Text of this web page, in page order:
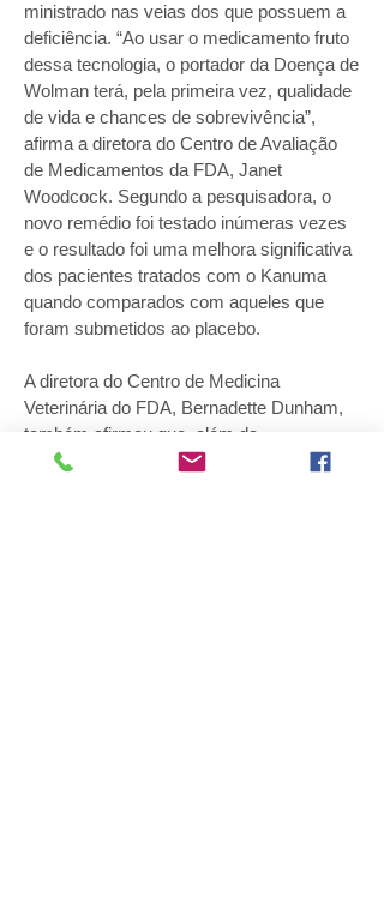
ministrado nas veias dos que possuem a
deficiência. “Ao usar o medicamento fruto
dessa tecnologia, o portador da Doença de
Wolman terá, pela primeira vez, qualidade
de vida e chances de sobrevivência”,
afirma a diretora do Centro de Avaliação
de Medicamentos da FDA, Janet
Woodcock. Segundo a pesquisadora, o
novo remédio foi testado inúmeras vezes
e o resultado foi uma melhora significativa
dos pacientes tratados com o Kanuma
quando comparados com aqueles que
foram submetidos ao placebo.
A diretora do Centro de Medicina
Veterinária do FDA, Bernadette Dunham,
também afirmou que, além da
característica introduzida, os animais são